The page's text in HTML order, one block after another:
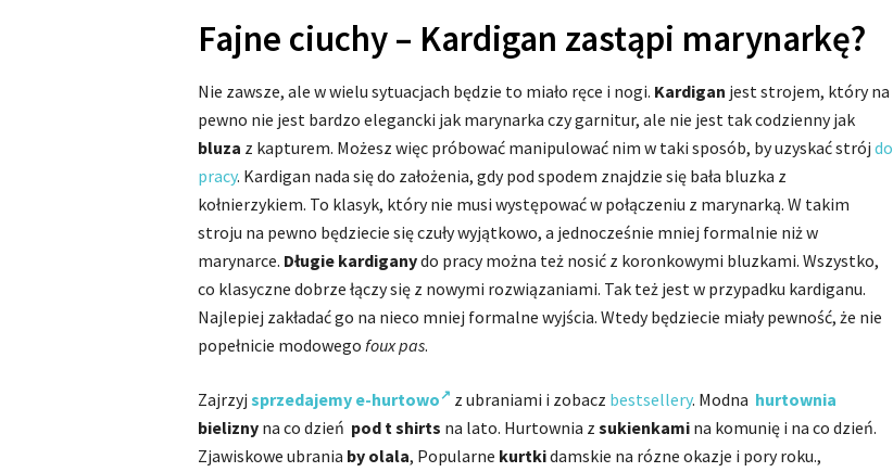
Fajne ciuchy – Kardigan zastąpi marynarkę?
Nie zawsze, ale w wielu sytuacjach będzie to miało ręce i nogi. Kardigan jest strojem, który na
pewno nie jest bardzo elegancki jak marynarka czy garnitur, ale nie jest tak codzienny jak
bluza z kapturem. Możesz więc próbować manipulować nim w taki sposób, by uzyskać strój do
pracy. Kardigan nada się do założenia, gdy pod spodem znajdzie się bała bluzka z
kołnierzykiem. To klasyk, który nie musi występować w połączeniu z marynarką. W takim
stroju na pewno będziecie się czuły wyjątkowo, a jednocześnie mniej formalnie niż w
marynarce. Długie kardiganydo pracy można też nosić z koronkowymi bluzkami. Wszystko,
co klasyczne dobrze łączy się z nowymi rozwiązaniami. Tak też jest w przypadku kardiganu.
Najlepiej zakładać go na nieco mniej formalne wyjścia. Wtedy będziecie miały pewność, że nie
popełnicie modowego foux pas.
Zajrzyj sprzedajemy e-hurtowo z ubraniami i zobacz bestsellery. Modna hurtownia
bielizny na co dzień pod t shirts na lato. Hurtownia z sukienkami na komunię i na co dzień.
Zjawiskowe ubrania by olala, Popularne kurtkidamskie na rózne okazje i pory roku.,